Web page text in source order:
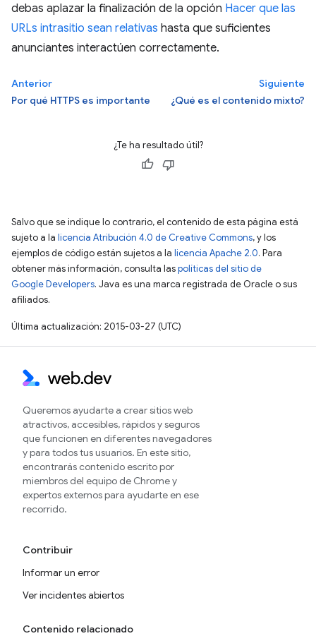
debas aplazar la finalización de la opción Hacer que las
URLs intrasitio sean relativas hasta que suficientes
anunciantes interactúen correctamente.
Anterior
Por qué HTTPS es importante
Siguiente
¿Qué es el contenido mixto?
¿Te ha resultado útil?
Salvo que se indique lo contrario, el contenido de esta página está
sujeto a la licencia Atribución 4.0 de Creative Commons, y los
ejemplos de código están sujetos a la licencia Apache 2.0. Para
obtener más información, consulta laspolíticas del sitio de
Google Developers. Java es una marca registrada de Oracle o sus
afiliados.
Última actualización: 2015-03-27 (UTC)
Queremos ayudarte a crear sitios web
atractivos, accesibles, rápidos y seguros
que funcionen en diferentes navegadores
y para todos tus usuarios. En este sitio,
encontrarás contenido escrito por
miembros del equipo de Chrome y
expertos externos para ayudarte en ese
recorrido.
Contribuir
Informar un error
Ver incidentes abiertos
Contenido relacionado